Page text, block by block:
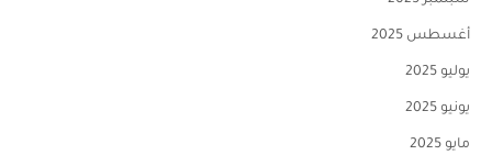
أغسطس 2025
يوليو 2025
يونيو 2025
مايو 2025